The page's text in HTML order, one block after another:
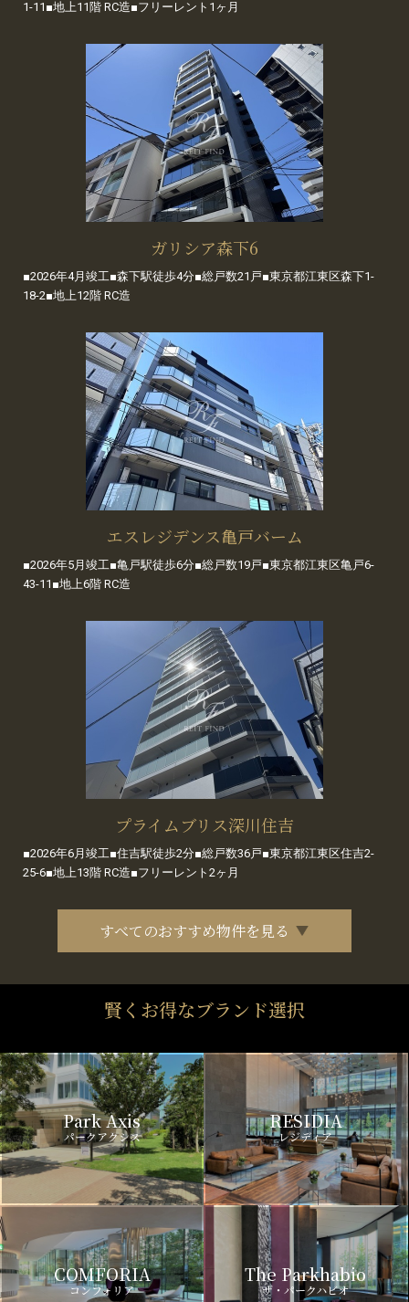
1-11■地上11階 RC造■フリーレント1ヶ月
ガリシア森下6
■2026年4月竣工■森下駅徒歩4分■総戸数21戸■東京都江東区森下1-
18-2■地上12階 RC造
エスレジデンス亀戸バーム
■2026年5月竣工■亀戸駅徒歩6分■総戸数19戸■東京都江東区亀戸6-
43-11■地上6階 RC造
プライムブリス深川住吉
■2026年6月竣工■住吉駅徒歩2分■総戸数36戸■東京都江東区住吉2-
25-6■地上13階 RC造■フリーレント2ヶ月
すべてのおすすめ物件を見る
賢くお得なブランド選択
Park Axis
パークアクシス
RESIDIA
レジディア
COMFORIA
コンフォリア
The Parkhabio
ザ・パークハビオ